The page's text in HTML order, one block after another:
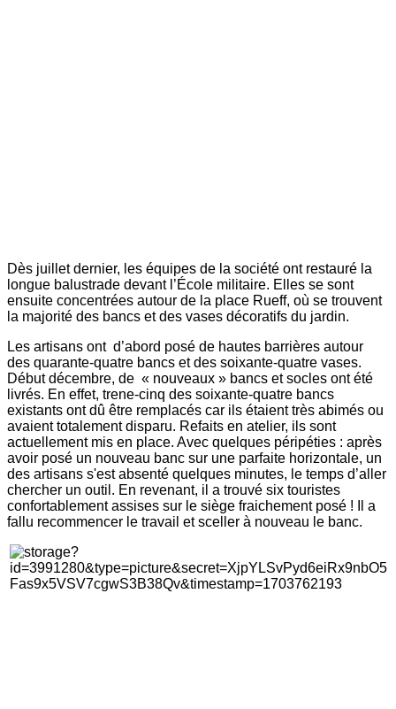
Dès juillet dernier, les équipes de la société ont restauré la
longue balustrade devant l’École militaire. Elles se sont
ensuite concentrées autour de la place Rueff, où se trouvent
la majorité des bancs et des vases décoratifs du jardin.
Les artisans ont d’abord posé de hautes barrières autour
des quarante-quatre bancs et des soixante-quatre vases.
Début décembre, de « nouveaux » bancs et socles ont été
livrés. En effet, trene-cinq des soixante-quatre bancs
existants ont dû être remplacés car ils étaient très abimés ou
avaient totalement disparu. Refaits en atelier, ils sont
actuellement mis en place. Avec quelques péripéties : après
avoir posé un nouveau banc sur une parfaite horizontale, un
des artisans s'est absenté quelques minutes, le temps d’aller
chercher un outil. En revenant, il a trouvé six touristes
confortablement assises sur le siège fraichement posé ! Il a
fallu recommencer le travail et sceller à nouveau le banc.